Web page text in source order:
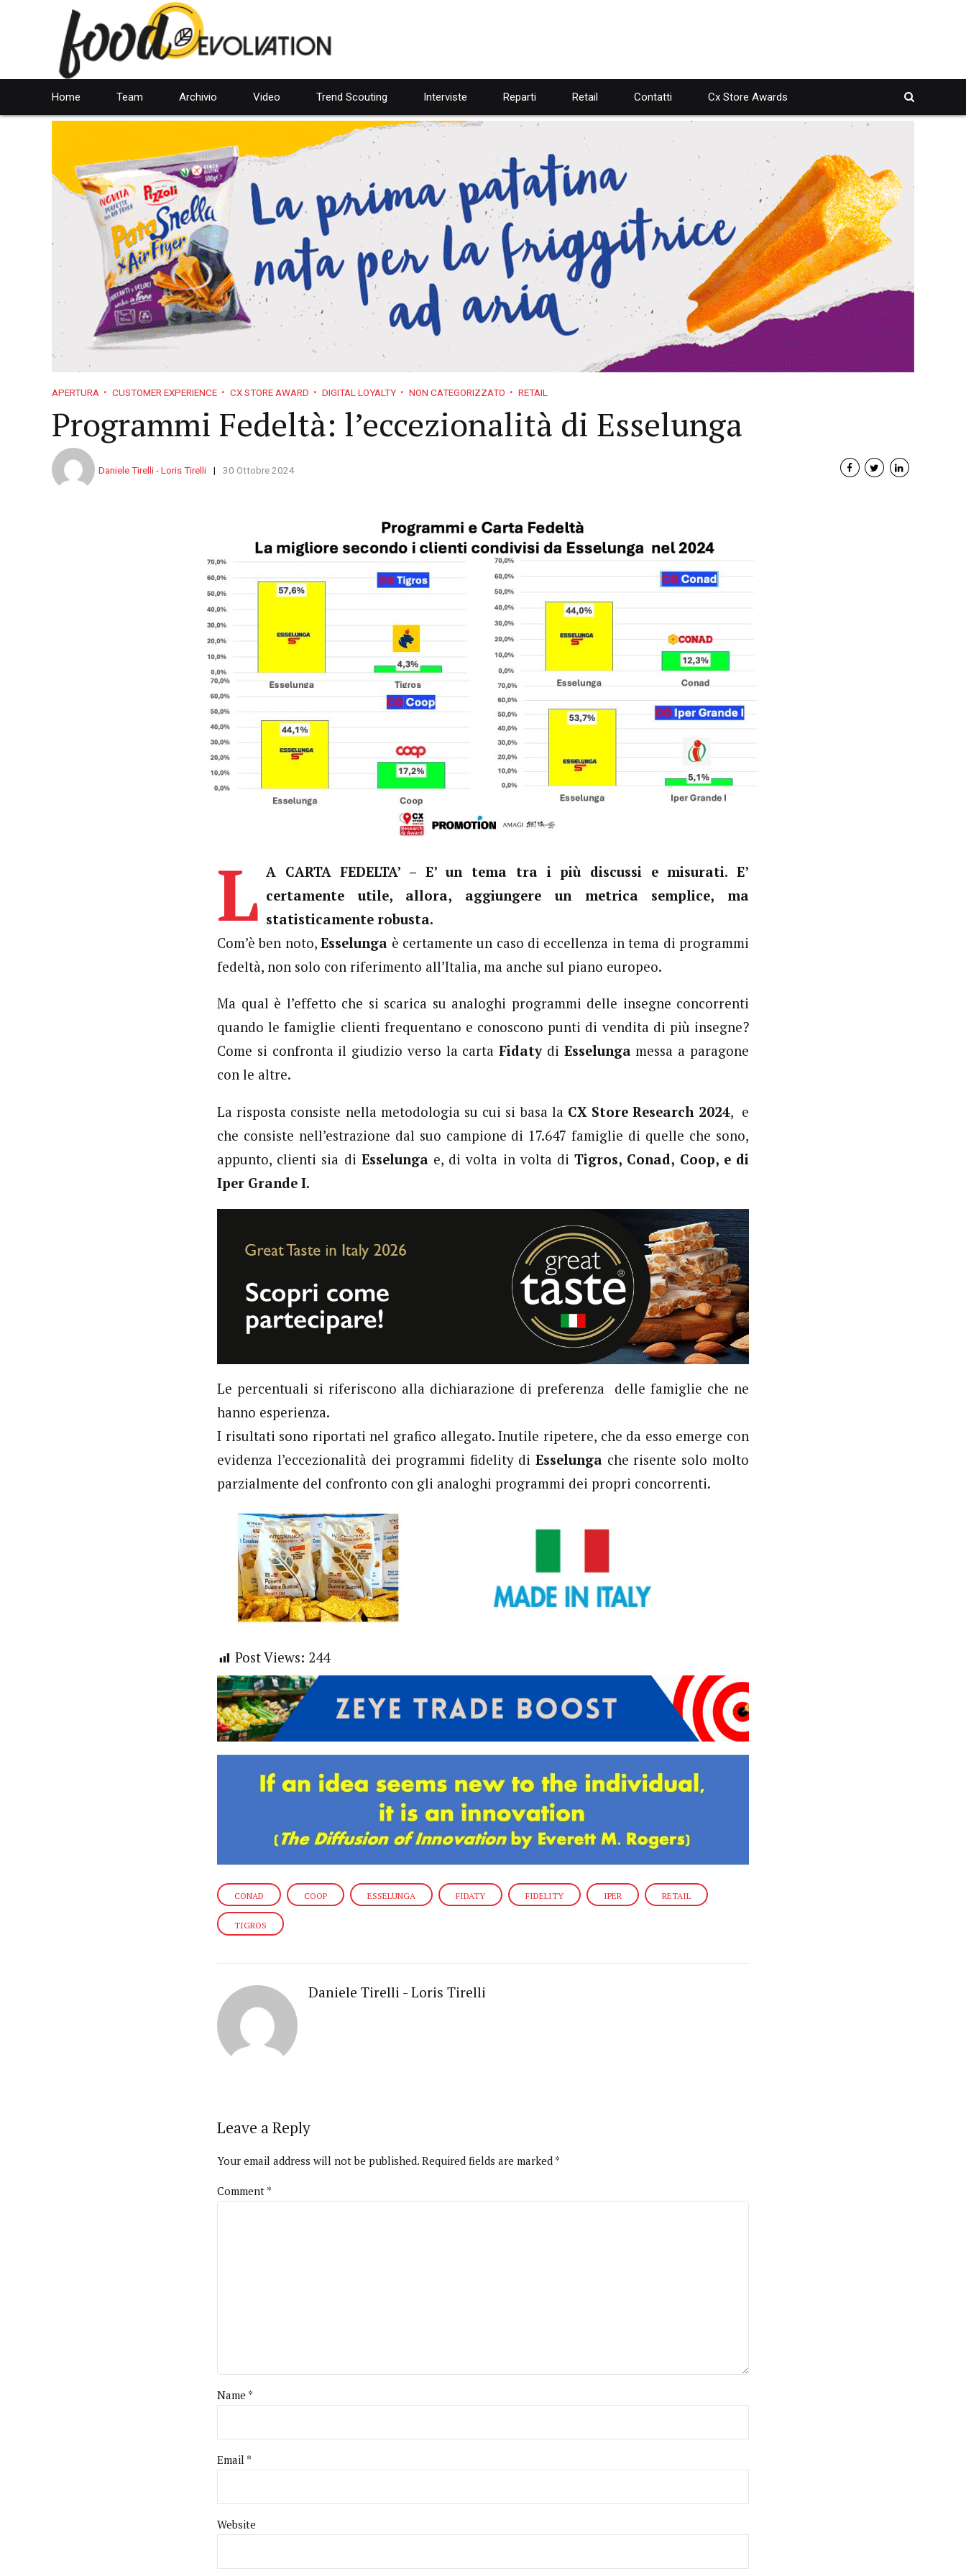
Home Team Archivio Video Trend Scouting Interviste Reparti Retail Contatti Cx Store Awards
APERTURA CUSTOMER EXPERIENCE CX STORE AWARD DIGITAL LOYALTY NON CATEGORIZZATO RETAIL
Programmi Fedeltà: l’eccezionalità di Esselunga
Daniele Tirelli - Loris Tirelli 30 Ottobre 2024
L A CARTA FEDELTA’ – E’ un tema tra i più discussi e misurati. E’
certamente utile, allora, aggiungere un metrica semplice, ma
statisticamente robusta.
Com’è ben noto,Esselunga è certamente un caso di eccellenza in tema di programmi
fedeltà, non solo con riferimento all’Italia, ma anche sul piano europeo.
Ma qual è l’effetto che si scarica su analoghi programmi delle insegne concorrenti
quando le famiglie clienti frequentano e conoscono punti di vendita di più insegne?
Come si confronta il giudizio verso la cartaFidatydi Esselunga messa a paragone
con le altre.
La risposta consiste nella metodologia su cui si basa la CX Store Research 2024, e
che consiste nell’estrazione dal suo campione di 17.647 famiglie di quelle che sono,
appunto, clienti sia di Esselunga e, di volta in volta diTigros, Conad, Coop, e di
Iper Grande I.
Le percentuali si riferiscono alla dichiarazione di preferenza delle famiglie che ne
hanno esperienza.
I risultati sono riportati nel grafico allegato. Inutile ripetere, che da esso emerge con
evidenza l’eccezionalità dei programmi fidelity di Esselunga che risente solo molto
parzialmente del confronto con gli analoghi programmi dei propri concorrenti.
Post Views: 244
CONAD COOP ESSELUNGA FIDATY FIDELITY IPER RETAIL
TIGROS
Daniele Tirelli - Loris Tirelli
Leave a Reply
Your email address will not be published. Required fields are marked *
Comment *
Name *
Email *
Website